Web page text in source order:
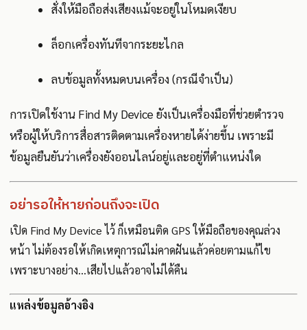
สั่งให้มือถือส่งเสียงแม้จะอยู่ในโหมดเงียบ
ล็อกเครื่องทันทีจากระยะไกล
ลบข้อมูลทั้งหมดบนเครื่อง (กรณีจำเป็น)
การเปิดใช้งาน Find My Device ยังเป็นเครื่องมือที่ช่วยตำรวจ
หรือผู้ให้บริการสื่อสารติดตามเครื่องหายได้ง่ายขึ้น เพราะมี
ข้อมูลยืนยันว่าเครื่องยังออนไลน์อยู่และอยู่ที่ตำแหน่งใด
อย่ารอให้หายก่อนถึงจะเปิด
เปิด Find My Device ไว้ ก็เหมือนติด GPS ให้มือถือของคุณล่วง
หน้า ไม่ต้องรอให้เกิดเหตุการณ์ไม่คาดฝันแล้วค่อยตามแก้ไข
เพราะบางอย่าง…เสียไปแล้วอาจไม่ได้คืน
แหล่งข้อมูลอ้างอิง